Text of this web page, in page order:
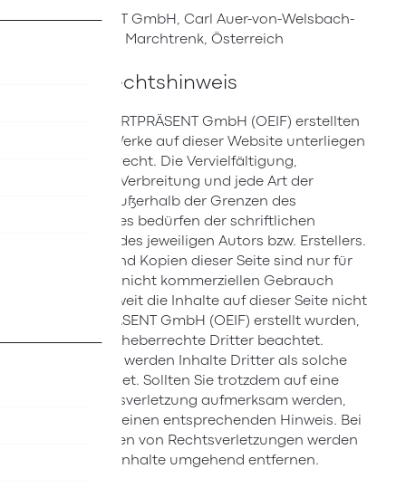
WERTPRÄSENT GmbH, Carl Auer-von-Welsbach-
Straße 17, 4614 Marchtrenk, Österreich
Urheberrechtshinweis
Die durch WERTPRÄSENT GmbH (OEIF) erstellten
Inhalte und Werke auf dieser Website unterliegen
dem Urheberrecht. Die Vervielfältigung,
Bearbeitung, Verbreitung und jede Art der
Verwertung außerhalb der Grenzen des
Urheberrechtes bedürfen der schriftlichen
Zustimmung des jeweiligen Autors bzw. Erstellers.
Downloads und Kopien dieser Seite sind nur für
den privaten, nicht kommerziellen Gebrauch
gestattet. Soweit die Inhalte auf dieser Seite nicht
von WERTPRÄSENT GmbH (OEIF) erstellt wurden,
werden die Urheberrechte Dritter beachtet.
Insbesondere werden Inhalte Dritter als solche
gekennzeichnet. Sollten Sie trotzdem auf eine
Urheberrechtsverletzung aufmerksam werden,
bitten wir um einen entsprechenden Hinweis. Bei
Bekanntwerden von Rechtsverletzungen werden
wir derartige Inhalte umgehend entfernen.